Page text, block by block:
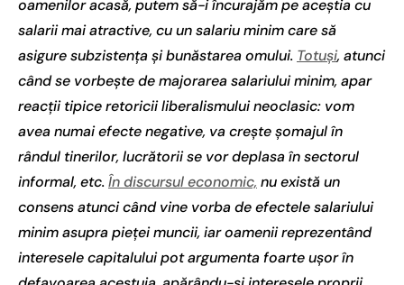
oamenilor acasă, putem să-i încurajăm pe aceștia cu
salarii mai atractive, cu un salariu minim care să
asigure subzistența și bunăstarea omului. Totuși, atunci
când se vorbește de majorarea salariului minim, apar
reacții tipice retoricii liberalismului neoclasic: vom
avea numai efecte negative, va crește șomajul în
rândul tinerilor, lucrătorii se vor deplasa în sectorul
informal, etc.În discursul economic, nu există un
consens atunci când vine vorba de efectele salariului
minim asupra pieței muncii, iar oamenii reprezentând
interesele capitalului pot argumenta foarte ușor în